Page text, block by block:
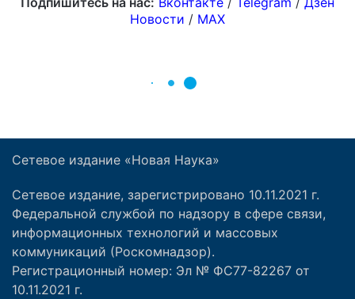
Сетевое издание «Новая Наука»
Сетевое издание, зарегистрировано 10.11.2021 г.
Федеральной службой по надзору в сфере связи,
информационных технологий и массовых
коммуникаций (Роскомнадзор).
Регистрационный номер: Эл № ФС77-82267 от
10.11.2021 г.